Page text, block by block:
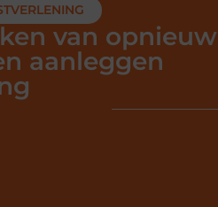
van opnieuw
aanleggen